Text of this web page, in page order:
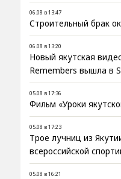
06.08 в 13:47
Строительный брак
06.08 в 13:20
Новый якутская
Remembers вышла в
05.08 в 17:36
Фильм «Уроки
05.08 в 17:23
Трое лучниц из
всероссийской
05.08 в 16:21